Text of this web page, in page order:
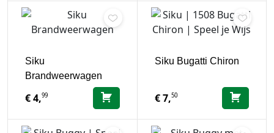
Siku
Brandweerwagen
€4,99
Siku Bugatti Chiron
€7,50